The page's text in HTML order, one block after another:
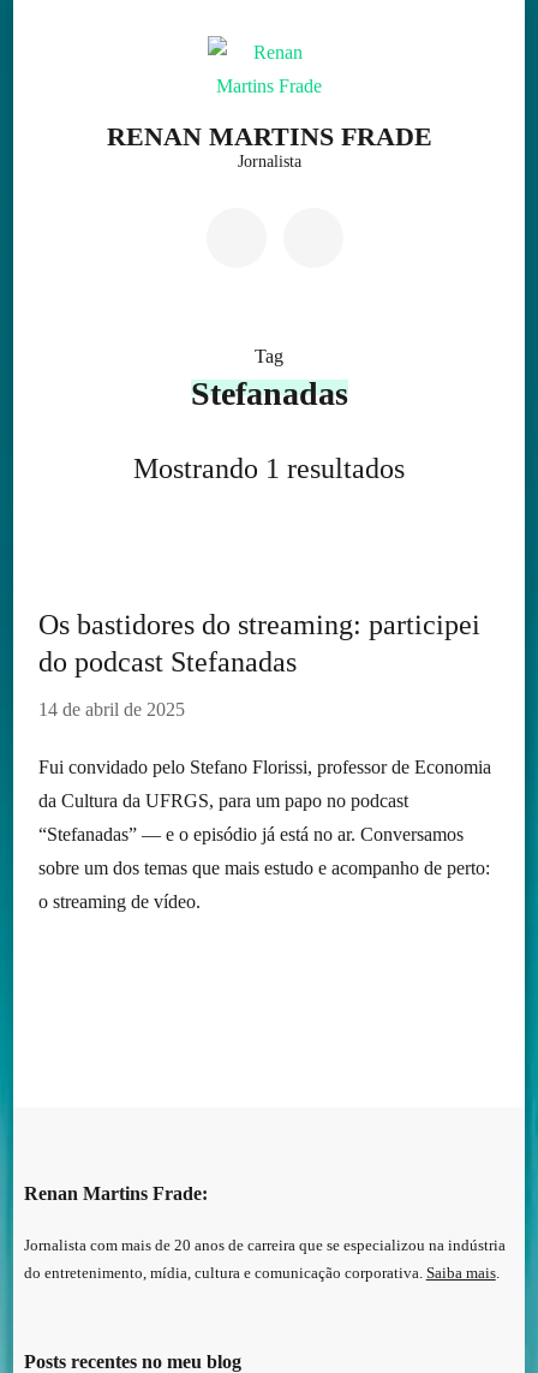
RENAN MARTINS FRADE
Jornalista
Tag
Stefanadas
Mostrando 1 resultados
Os bastidores do streaming: participei
do podcast Stefanadas
14 de abril de 2025
Fui convidado pelo Stefano Florissi, professor de Economia
da Cultura da UFRGS, para um papo no podcast
“Stefanadas” — e o episódio já está no ar. Conversamos
sobre um dos temas que mais estudo e acompanho de perto:
o streaming de vídeo.
Renan Martins Frade:
Jornalista com mais de 20 anos de carreira que se especializou na indústria
do entretenimento, mídia, cultura e comunicação corporativa. Saiba mais.
Posts recentes no meu blog